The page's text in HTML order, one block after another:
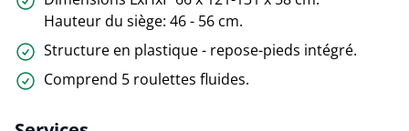
Hauteur du siège: 46 - 56 cm.
Structure en plastique - repose-pieds intégré.
Comprend 5 roulettes fluides.